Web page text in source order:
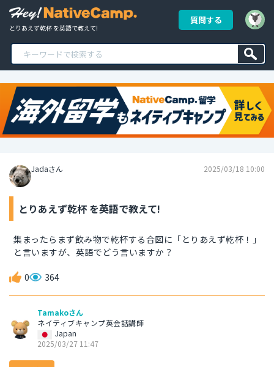
とりあえず乾杯 を英語で教えて!
質問する
Jadaさん 2025/03/18 10:00
とりあえず乾杯 を英語で教えて!
集まったらまず飲み物で乾杯する合図に「とりあえず乾杯！」
と言いますが、英語でどう言いますか？
0 364
Tamakoさん
ネイティブキャンプ英会話講師
Japan
2025/03/27 11:47